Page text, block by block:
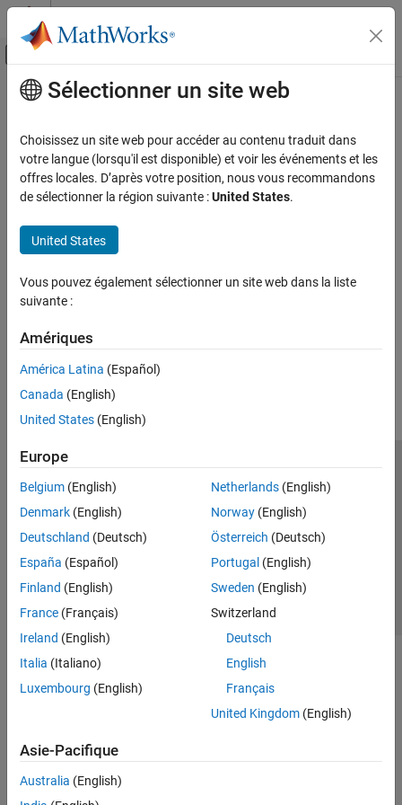
Passer au contenu
Activer/désactiver l'affichage du menu
Accueil de la documentation
Catégorie
Antenna Toolbox
Get Started with Mixed-Signal Blockset
Phase-Locked Loops
Data Converters
Switching Mode Power Supplies
Analysis and Optimization
Linearization and Analog Signal
Mixed-Signal Blockset Models
RF Blockset
RF PCB Toolbox
Signal Integrity Toolbox
Contenu principal
How useful was this information?
Sélectionner un site web
Choisissez un site web pour accéder au contenu traduit dans
votre langue (lorsqu'il est disponible) et voir les événements et les
offres locales. D’après votre position, nous vous recommandons
de sélectionner la région suivante :United States.
United States
Vous pouvez également sélectionner un site web dans la liste
suivante :
Amériques
América Latina (Español)
Canada (English)
United States (English)
Europe
Belgium (English)
Denmark (English)
Deutschland (Deutsch)
España (Español)
Finland (English)
France (Français)
Ireland (English)
Italia (Italiano)
Luxembourg (English)
Netherlands(English)
Norway(English)
Österreich (Deutsch)
Portugal (English)
Sweden (English)
Switzerland
Deutsch
English
Français
United Kingdom(English)
Asie-Pacifique
Australia (English)
Lutte anti-piratage
Contacts locaux
© 1994-2026 The MathWorks, Inc.